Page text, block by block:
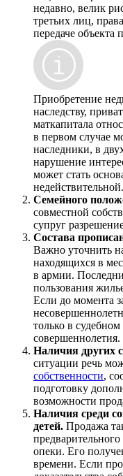
недавно, велик
третьих лиц,
передаче объекта
Приобретение
наследству,
маткапитала
в первом случае
наследники, в
нарушение
может стать
недействительной.
Семейного
совместной
супруг
Состава
Важно уточнить
находящихся в
в армии.
пользования
Если до момента
только в
совершеннолетия.
Наличия других
ситуации речь
собственности,
подготовку
возможности
Наличия среди
детей. Продажа
опеки. Его
времени. Если